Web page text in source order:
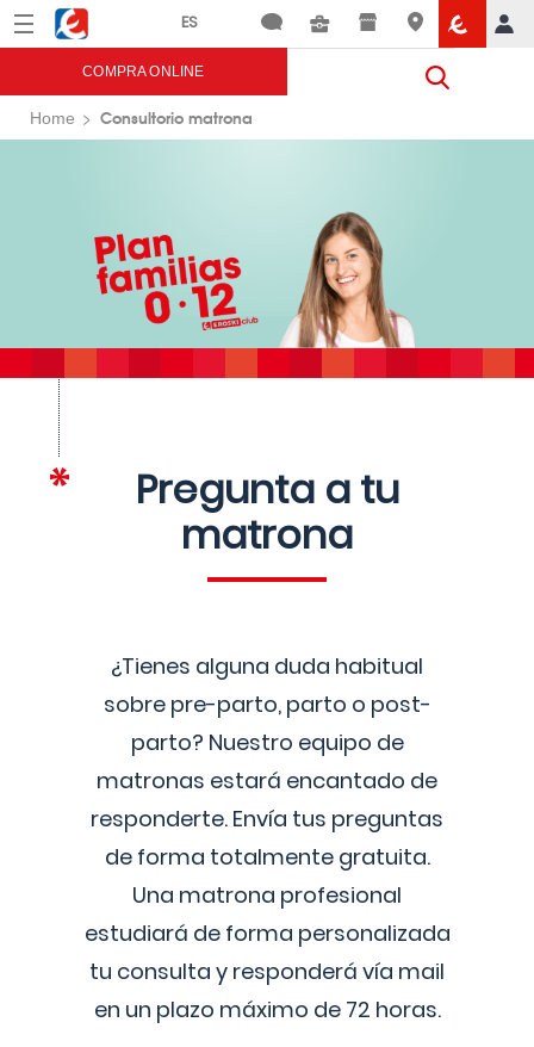
Menú Eroski
COMPRA ONLINE
Home Consultorio matrona
Pregunta a tu
matrona
¿Tienes alguna duda habitual
sobre pre-parto, parto o post-
parto? Nuestro equipo de
matronas estará encantado de
responderte. Envía tus preguntas
de forma totalmente gratuita.
Una matrona profesional
estudiará de forma personalizada
tu consulta y responderá vía mail
en un plazo máximo de 72 horas.